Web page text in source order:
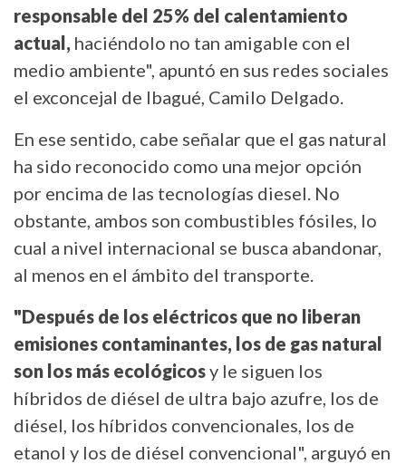
responsable del 25% del calentamiento
actual, haciéndolo no tan amigable con el
medio ambiente", apuntó en sus redes sociales
el exconcejal de Ibagué, Camilo Delgado.
En ese sentido, cabe señalar que el gas natural
ha sido reconocido como una mejor opción
por encima de las tecnologías diesel. No
obstante, ambos son combustibles fósiles, lo
cual a nivel internacional se busca abandonar,
al menos en el ámbito del transporte.
"Después de los eléctricos que no liberan
emisiones contaminantes, los de gas natural
son los más ecológicosy le siguen los
híbridos de diésel de ultra bajo azufre, los de
diésel, los híbridos convencionales, los de
etanol y los de diésel convencional", arguyó en